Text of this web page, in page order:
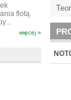
flotą
więcej »